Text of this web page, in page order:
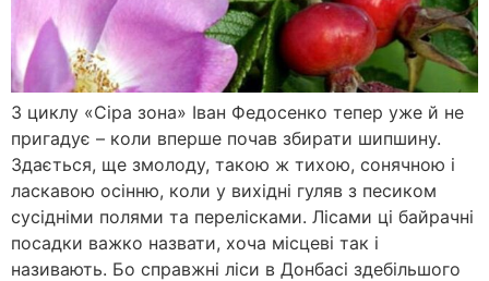
З циклу «Сіра зона» Іван Федосенко тепер уже й не
пригадує – коли вперше почав збирати шипшину.
Здається, ще змолоду, такою ж тихою, сонячною і
ласкавою осінню, коли у вихідні гуляв з песиком
сусідніми полями та перелісками. Лісами ці байрачні
посадки важко назвати, хоча місцеві так і
називають. Бо справжні ліси в Донбасі здебільшого